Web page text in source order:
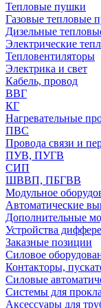
Тепловые пушки
Газовые тепловые
Дизельные
Электрические
Тепловентиляторы
Электрика и свет
Кабель, провод
ВВГ
КГ
Нагревательные
ПВС
Провода связи и
ПУВ, ПУГВ
СИП
ШВВП, ПБГВВ
Модульное
Автоматические
Дополнительные
Устройства
Заказные позиции
Силовое
Контакторы,
Силовые
Системы для
Аксессуары для